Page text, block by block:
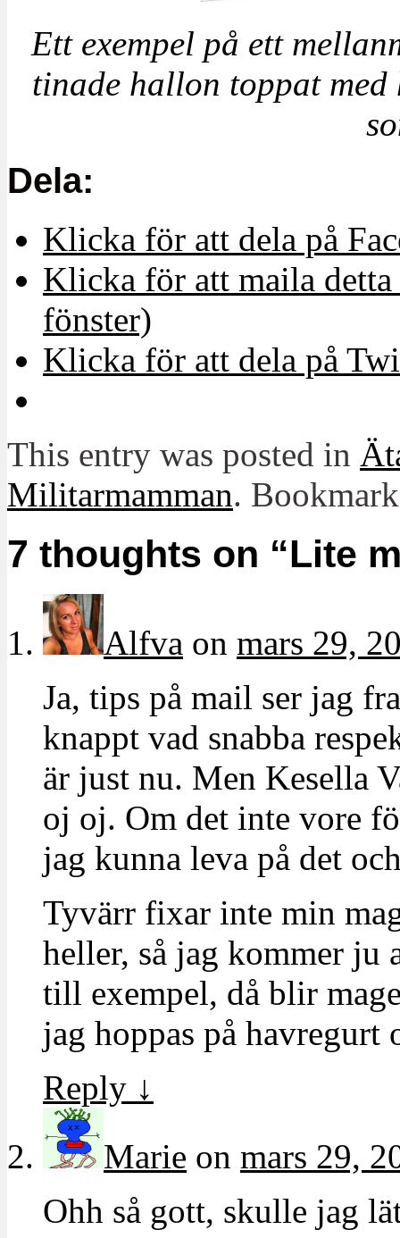
Ett exempel på ett
tinade hallon toppat
Dela:
Klicka för att dela på
Klicka för att maila
fönster)
Klicka för att dela på
This entry was posted in
Militarmamman.
7 thoughts on “Lite
Alfva on mars 29,
Ja, tips på mail ser jag
knappt vad snabba
är just nu. Men Kesella
oj oj. Om det inte vore
jag kunna leva på det
Tyvärr fixar inte min
heller, så jag kommer
till exempel, då blir
jag hoppas på havregurt
Reply ↓
Marie on mars 29,
Ohh så gott, skulle jag